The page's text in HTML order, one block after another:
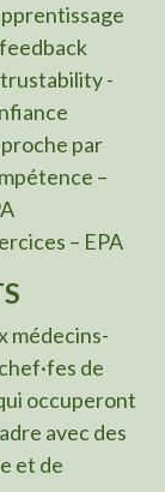
-
par
–
– EPA
médecins-
de
occuperont
avec des
et de